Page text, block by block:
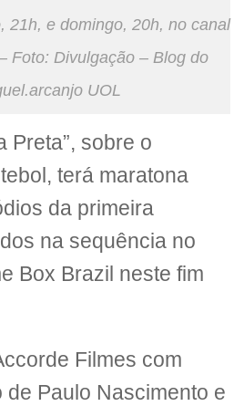
21h, e domingo, 20h, no canal
Foto: Divulgação – Blog do
UOL
Preta”, sobre o
terá maratona
da primeira
na sequência no
Box Brazil neste fim
Filmes com
de Paulo Nascimento e